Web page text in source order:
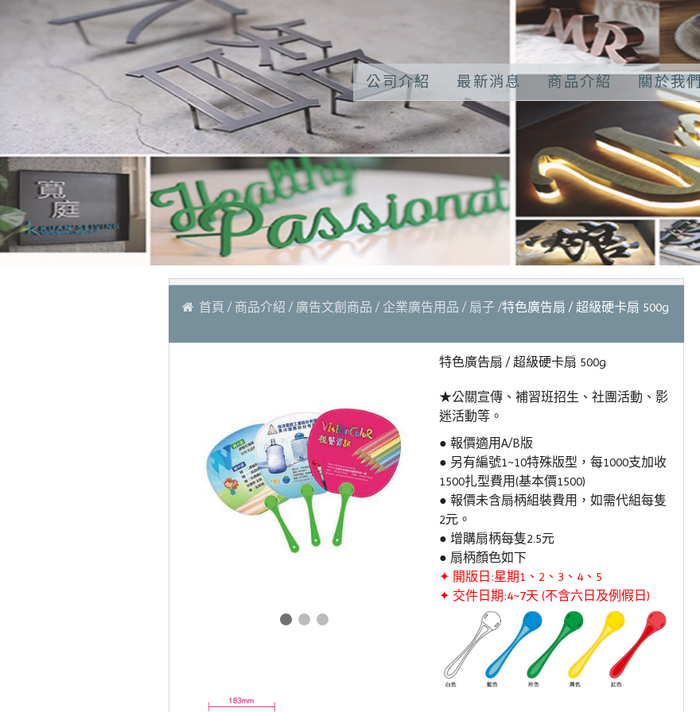
公司介紹 最新消息 商品介紹 關於我們
首頁 商品介紹 廣告文創商品 企業廣告用品 扇子 特色廣告扇 / 超級硬卡扇 500g
特色廣告扇 / 超級硬卡扇 500g
★公關宣傳、補習班招生、社團活動、影
迷活動等。
● 報價適用A/B版
● 另有編號1~10特殊版型，每1000支加收
1500扎型費用(基本價1500)
● 報價未含扇柄組裝費用，如需代組每隻
2元。
● 增購扇柄每隻2.5元
● 扇柄顏色如下
✦ 開版日:星期1、2、3、4、5
✦ 交件日期:4~7天 (不含六日及例假日)